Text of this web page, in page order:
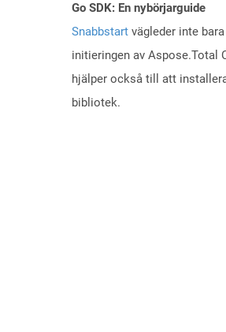
Go SDK: En nybörjarguide
Snabbstart vägleder inte
initieringen av Aspose.Total
hjälper också till att
bibliotek.